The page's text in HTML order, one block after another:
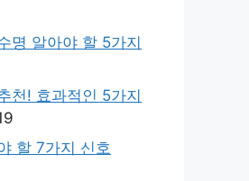
명 알아야 할 5가지
천! 효과적인 5가지
할 7가지 신호